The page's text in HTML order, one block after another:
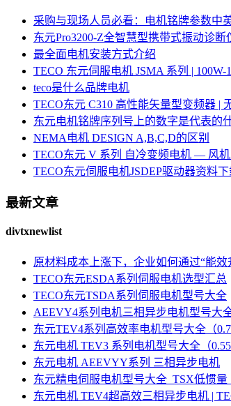
采购与现场人员必看：电机铭牌参数中
东元Pro3200-Z全智慧型携带式振动诊断
最全面电机安装方式介绍
TECO 东元伺服电机 JSMA 系列 |
teco是什么品牌电机
TECO东元 C310 高性能矢量型变频器 |
东元电机铭牌序列号上的数字是代表的
NEMA电机 DESIGN A,B,C,D的区别
TECO东元 V 系列 自冷变频电机 — 风
TECO东元伺服电机JSDEP驱动器资料
最新文章
divtxnewlist
原材料成本上涨下，企业如何通过“能效
TECO东元ESDA系列伺服电机选型汇总
TECO东元TSDA系列伺服电机型号大全
AEEVY4系列电机三相异步电机型号大
东元TEV4系列高效率电机型号大全（
东元电机 TEV3 系列电机型号大全（
东元电机 AEEVYY系列 三相异步电机
东元精电伺服电机型号大全_TSX低惯
东元电机 TEV4超高效三相异步电机 |